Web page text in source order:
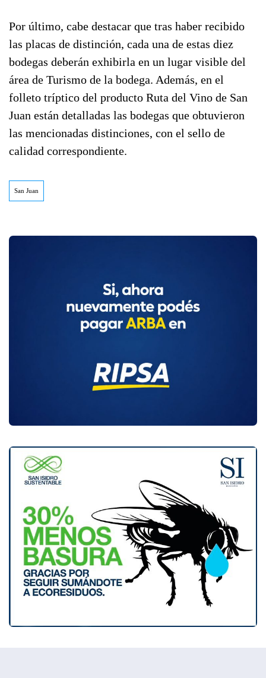
Por último, cabe destacar que tras haber recibido
las placas de distinción, cada una de estas diez
bodegas deberán exhibirla en un lugar visible del
área de Turismo de la bodega. Además, en el
folleto tríptico del producto Ruta del Vino de San
Juan están detalladas las bodegas que obtuvieron
las mencionadas distinciones, con el sello de
calidad correspondiente.
San Juan